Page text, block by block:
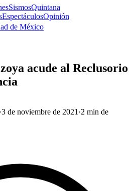
SismosQuintana
EspectáculosOpinión
de México
acude al Reclusorio
·3 de noviembre de 2021 ·2 min de